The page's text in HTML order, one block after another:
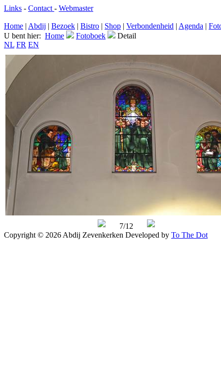
Links - Contact - Webmaster
Home | Abdij | Bezoek | Bistro | Shop | Verbondenheid | Agenda |
U bent hier: Home Fotoboek
Detail
NL FR EN
7/12
Copyright © 2026 Abdij Zevenkerken Developed by To The Dot